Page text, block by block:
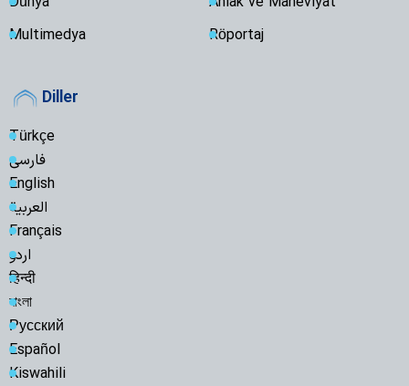
Multimedya
Röportaj
Diller
Türkçe
فارسی
English
العربية
Français
اردو
हिन्दी
বাংলা
Русский
Español
Kiswahili